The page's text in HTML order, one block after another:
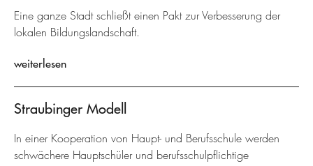
Eine ganze Stadt schließt einen Pakt zur Verbesserung der
lokalen Bildungslandschaft.
weiterlesen
Straubinger Modell
In einer Kooperation von Haupt- und Berufsschule werden
schwächere Hauptschüler und berufsschulpflichtige